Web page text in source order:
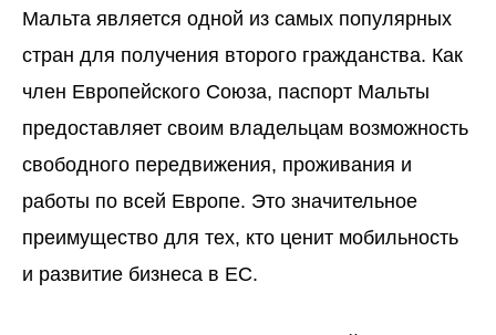
Мальта является одной из самых популярных
стран для получения второго гражданства. Как
член Европейского Союза, паспорт Мальты
предоставляет своим владельцам возможность
свободного передвижения, проживания и
работы по всей Европе. Это значительное
преимущество для тех, кто ценит мобильность
и развитие бизнеса в ЕС.